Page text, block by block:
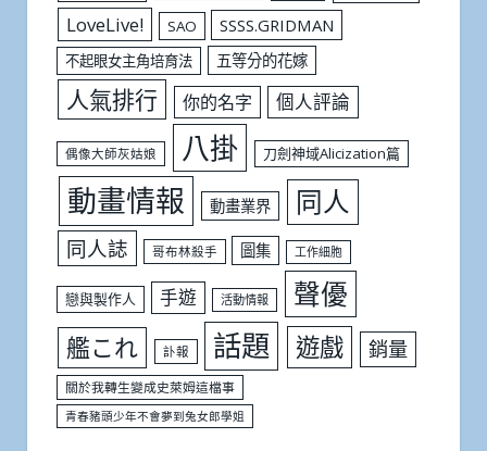
LoveLive! SAO SSSS.GRIDMAN
不起眼女主角培育法 五等分的花嫁
人氣排行 你的名字 個人評論
偶像大師灰姑娘 八掛 刀劍神域Alicization篇
動畫情報 動畫業界 同人
同人誌 哥布林殺手 圖集 工作細胞
戀與製作人 手遊 活動情報 聲優
艦これ 訃報 話題 遊戲 銷量
關於我轉生變成史萊姆這檔事
青春豬頭少年不會夢到兔女郎學姐